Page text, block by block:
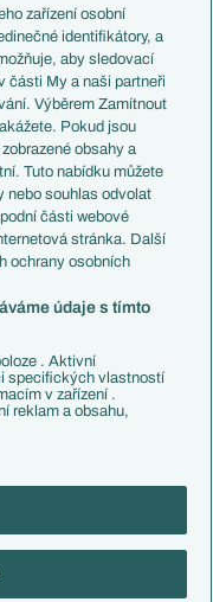
soutěž
ČTK.
údajů
zařízení osobní
identifikátory, a
aby sledovací
části My a naši partneři
Výběrem Zamítnout
Pokud jsou
obsahy a
Tuto nabídku můžete
nebo souhlas odvolat
části webové
stránka. Další
ochrany osobních
údaje s tímto
. Aktivní
specifických vlastností
v zařízení .
reklam a obsahu,